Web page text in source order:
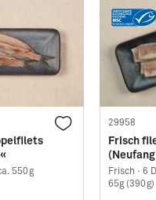
Möhre
550g
29958
Frisch
Frisch · 6
65g (390g)